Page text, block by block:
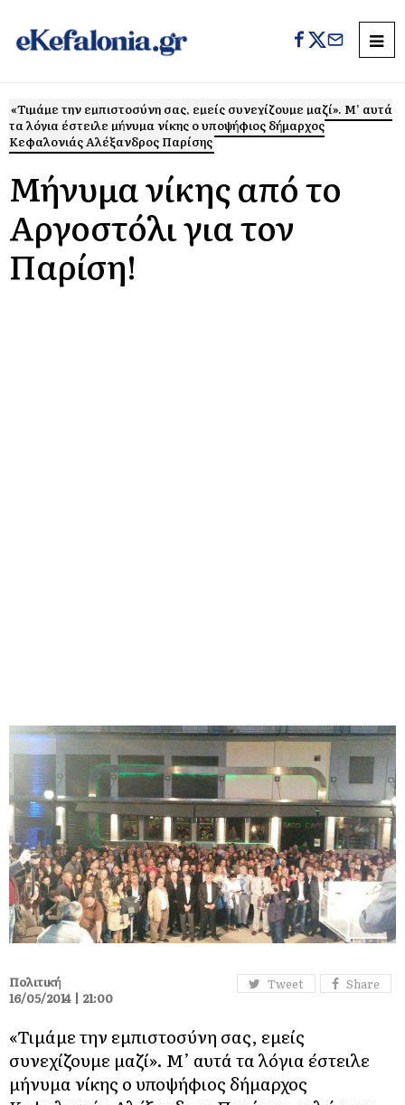
«Τιμάμε την εμπιστοσύνη σας, εμείς συνεχίζουμε μαζί». Μ’ αυτά
τα λόγια έστειλε μήνυμα νίκης ο υποψήφιος δήμαρχος
Κεφαλονιάς Αλέξανδρος Παρίσης
Μήνυμα νίκης από το
Αργοστόλι για τον
Παρίση!
Tweet Share
Πολιτική
16/05/2014 | 21:00
«Τιμάμε την εμπιστοσύνη σας, εμείς
συνεχίζουμε μαζί». Μ’ αυτά τα λόγια έστειλε
μήνυμα νίκης ο υποψήφιος δήμαρχος